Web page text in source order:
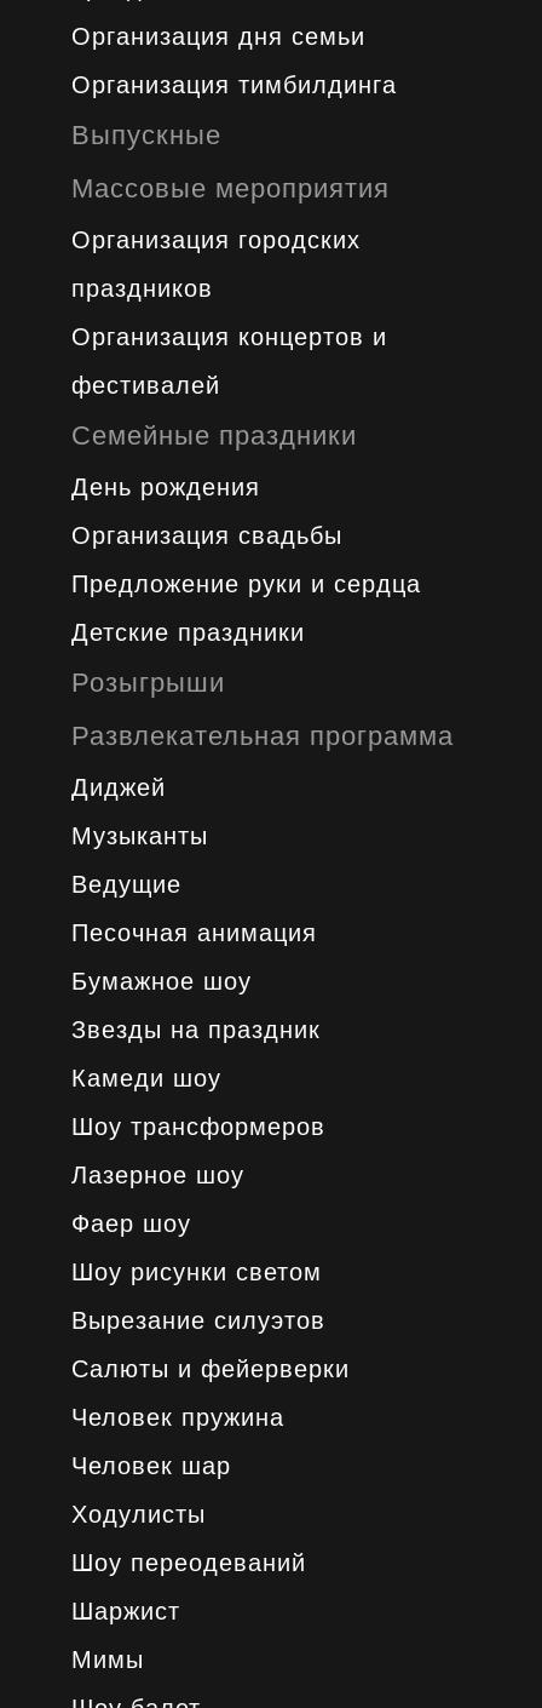
Организация дня семьи
Организация тимбилдинга
Выпускные
Массовые мероприятия
Организация городских
праздников
Организация концертов и
фестивалей
Семейные праздники
День рождения
Организация свадьбы
Предложение руки и сердца
Детские праздники
Розыгрыши
Развлекательная программа
Диджей
Музыканты
Ведущие
Песочная анимация
Бумажное шоу
Звезды на праздник
Камеди шоу
Шоу трансформеров
Лазерное шоу
Фаер шоу
Шоу рисунки светом
Вырезание силуэтов
Салюты и фейерверки
Человек пружина
Человек шар
Ходулисты
Шоу переодеваний
Шаржист
Мимы